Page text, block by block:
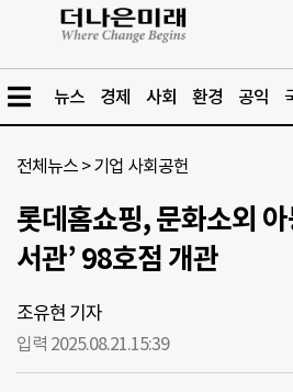
뉴스 경제 사회 환경 공익
전체뉴스 >기업 사회공헌
롯데홈쇼핑, 문화소외
서관’ 98호점 개관
조유현 기자
입력 2025.08.21.15:39